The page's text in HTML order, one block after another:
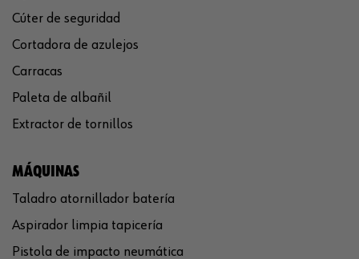
Cúter de seguridad
Cortadora de azulejos
Carracas
Paleta de albañil
Extractor de tornillos
MÁQUINAS
Taladro atornillador batería
Aspirador limpia tapicería
Pistola de impacto neumática